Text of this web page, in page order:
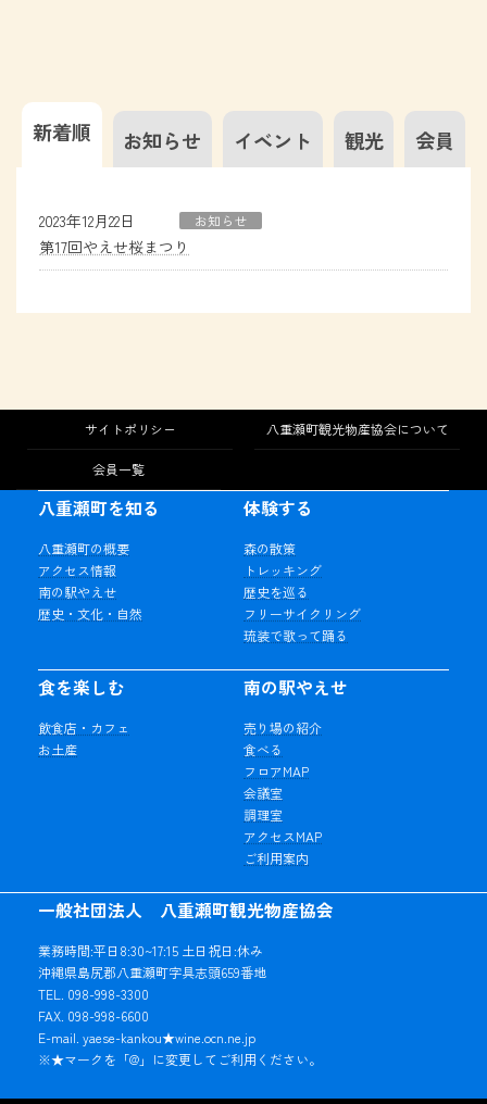
新着順 お知らせ イベント 観光 会員
2023年12月22日 お知らせ
第17回やえせ桜まつり
サイトポリシー 八重瀬町観光物産協会について
会員一覧
一般社団法人 八重瀬町観光物産協会
業務時間:平日8:30~17:15 土日祝日:休み
沖縄県島尻郡八重瀬町字具志頭659番地
TEL. 098-998-3300
FAX. 098-998-6600
E-mail. yaese-kankou★wine.ocn.ne.jp
※★マークを「@」に変更してご利用ください。
八重瀬町を知る
八重瀬町の概要
アクセス情報
南の駅やえせ
歴史・文化・自然
体験する
森の散策
トレッキング
歴史を巡る
フリーサイクリング
琉装で歌って踊る
食を楽しむ
飲食店・カフェ
お土産
南の駅やえせ
売り場の紹介
食べる
フロアMAP
会議室
調理室
アクセスMAP
ご利用案内